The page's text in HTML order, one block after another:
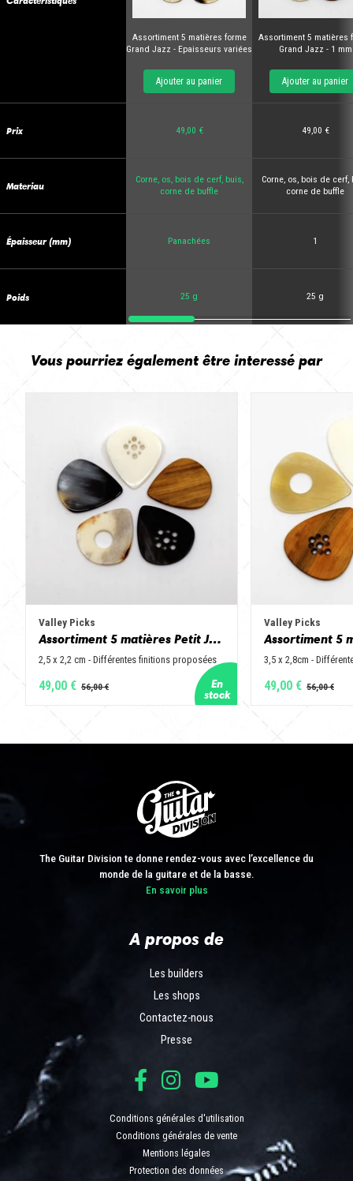
Prix
Materiau
Épaisseur (mm)
Poids
Assortiment 5 matières forme
Grand Jazz - Epaisseurs variées
Ajouter au panier
49,00 €
Corne, os, bois de cerf, buis,
corne de buffle
Panachées
25 g
Assortiment 5 matières
Grand Jazz - 1 mm
Ajouter au panier
49,00 €
Corne, os, bois de cerf,
corne de buffle
1
25 g
Vous pourriez également être interessé par
Valley Picks
Assortiment 5 matières Petit Jazz - Corne de vache, os, bois de cerf, buis et corne de buffle
2,5 x 2,2 cm - Différentes finitions proposées
49,00 €
Valley Picks
3,5 x 2,8cm -
49,00 €
The Guitar Division te donne rendez-vous avec l’excellence du
monde de la guitare et de la basse.
En savoir plus
A propos de
Les builders
Les shops
Contactez-nous
Presse
Conditions générales d'utilisation
Conditions générales de vente
Mentions légales
Protection des données